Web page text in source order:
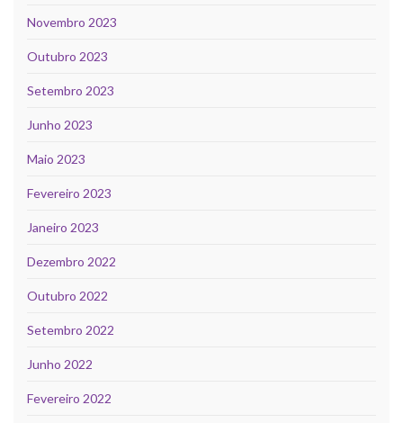
Novembro 2023
Outubro 2023
Setembro 2023
Junho 2023
Maio 2023
Fevereiro 2023
Janeiro 2023
Dezembro 2022
Outubro 2022
Setembro 2022
Junho 2022
Fevereiro 2022